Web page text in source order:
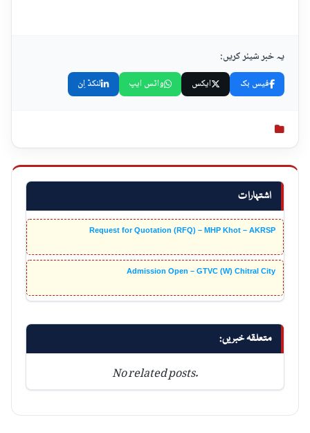
اشتہارات
Request for Quotation (RFQ) – MHP Khot – AKRSP
Admission Open – GTVC (W) Chitral City
متعلقہ خبریں:
No related posts.
یہ خبر شیئر کریں:
فیس بک ایکس واٹس ایپ لنکڈ اِن